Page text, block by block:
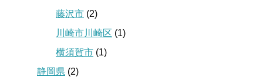
藤沢市 (2)
川崎市川崎区 (1)
横須賀市 (1)
静岡県 (2)